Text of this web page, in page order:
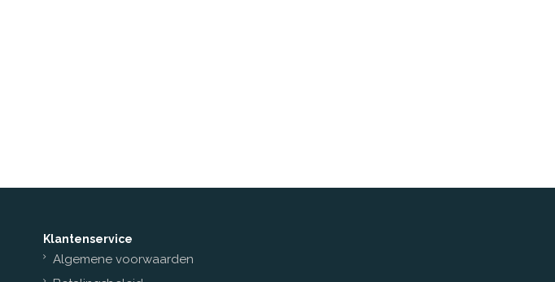
Klantenservice
Algemene voorwaarden